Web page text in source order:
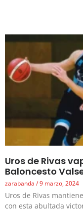
Uros de Rivas
Baloncesto
zarabanda 9 marzo, 2024
Uros de Rivas
con esta abultada